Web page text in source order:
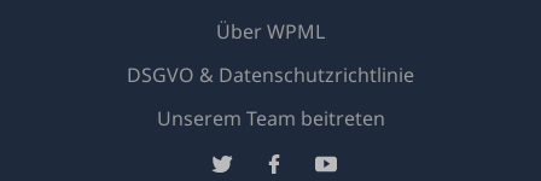
Über WPML
DSGVO & Datenschutzrichtlinie
Unserem Team beitreten(öffnet
(öffnet
(öffnet(öffnet